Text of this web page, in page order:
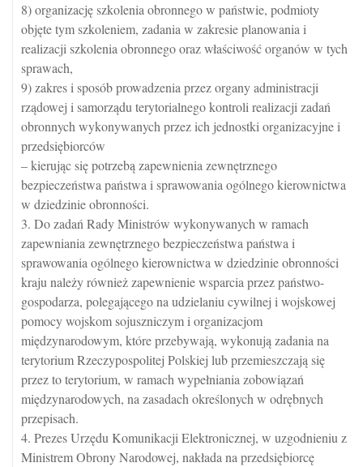
8) organizację szkolenia obronnego w państwie, podmioty
objęte tym szkoleniem, zadania w zakresie planowania i
realizacji szkolenia obronnego oraz właściwość organów w tych
sprawach,
9) zakres i sposób prowadzenia przez organy administracji
rządowej i samorządu terytorialnego kontroli realizacji zadań
obronnych wykonywanych przez ich jednostki organizacyjne i
przedsiębiorców
– kierując się potrzebą zapewnienia zewnętrznego
bezpieczeństwa państwa i sprawowania ogólnego kierownictwa
w dziedzinie obronności.
3. Do zadań Rady Ministrów wykonywanych w ramach
zapewniania zewnętrznego bezpieczeństwa państwa i
sprawowania ogólnego kierownictwa w dziedzinie obronności
kraju należy również zapewnienie wsparcia przez państwo-
gospodarza, polegającego na udzielaniu cywilnej i wojskowej
pomocy wojskom sojuszniczym i organizacjom
międzynarodowym, które przebywają, wykonują zadania na
terytorium Rzeczypospolitej Polskiej lub przemieszczają się
przez to terytorium, w ramach wypełniania zobowiązań
międzynarodowych, na zasadach określonych w odrębnych
przepisach.
4. Prezes Urzędu Komunikacji Elektronicznej, w uzgodnieniu z
Ministrem Obrony Narodowej, nakłada na przedsiębiorcę